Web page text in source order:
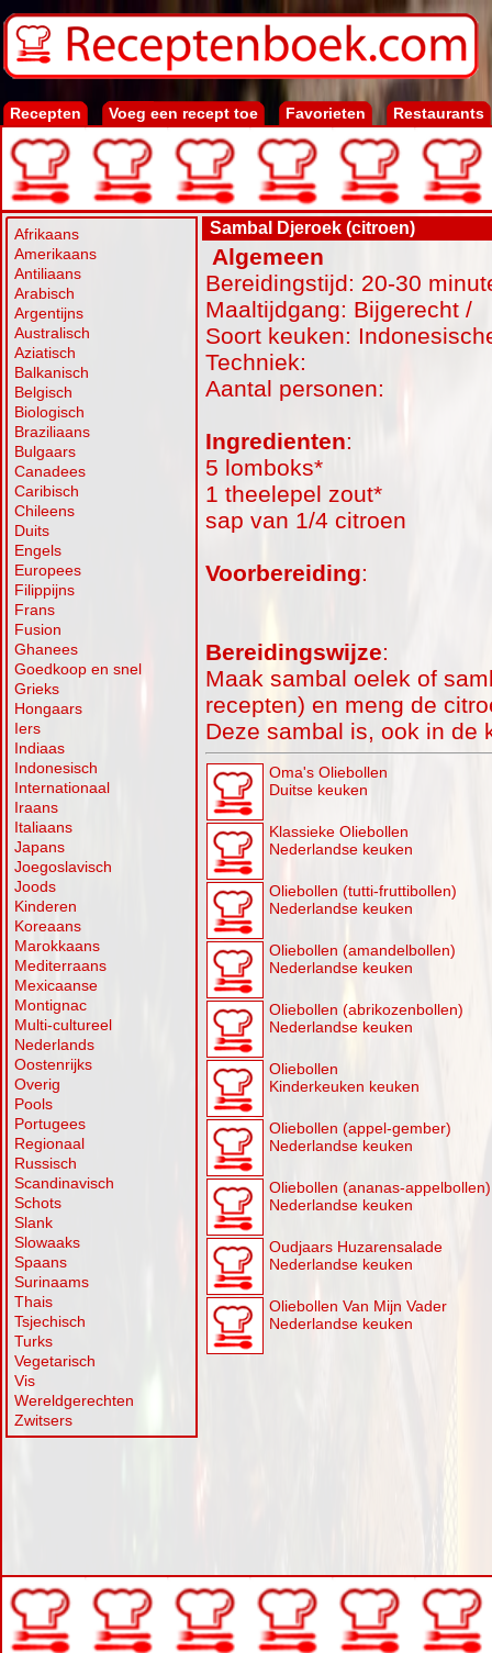
Recepten Voeg een recept toe Favorieten Restaurants
Afrikaans
Amerikaans
Antiliaans
Arabisch
Argentijns
Australisch
Aziatisch
Balkanisch
Belgisch
Biologisch
Braziliaans
Bulgaars
Canadees
Caribisch
Chileens
Duits
Engels
Europees
Filippijns
Frans
Fusion
Ghanees
Goedkoop en snel
Grieks
Hongaars
Iers
Indiaas
Indonesisch
Internationaal
Iraans
Italiaans
Japans
Joegoslavisch
Joods
Kinderen
Koreaans
Marokkaans
Mediterraans
Mexicaanse
Montignac
Multi-cultureel
Nederlands
Oostenrijks
Overig
Pools
Portugees
Regionaal
Russisch
Scandinavisch
Schots
Slank
Slowaaks
Spaans
Surinaams
Thais
Tsjechisch
Turks
Vegetarisch
Vis
Wereldgerechten
Zwitsers
Sambal Djeroek (citroen)
Algemeen
Bereidingstijd: 20-30
Maaltijdgang: Bijgerecht /
Soort keuken:
Techniek:
Aantal personen:
Ingredienten:
5 lomboks*
1 theelepel zout*
sap van 1/4 citroen
Voorbereiding:
Bereidingswijze:
Maak sambal oelek of
recepten) en meng de
Deze sambal is, ook in de
Oma's Oliebollen
Duitse keuken
Klassieke Oliebollen
Nederlandse keuken
Oliebollen (tutti-fruttibollen)
Nederlandse keuken
Oliebollen (amandelbollen)
Nederlandse keuken
Oliebollen (abrikozenbollen)
Nederlandse keuken
Oliebollen
Kinderkeuken keuken
Oliebollen (appel-gember)
Nederlandse keuken
Oliebollen (ananas-appelbollen)
Nederlandse keuken
Oudjaars Huzarensalade
Nederlandse keuken
Oliebollen Van Mijn Vader
Nederlandse keuken